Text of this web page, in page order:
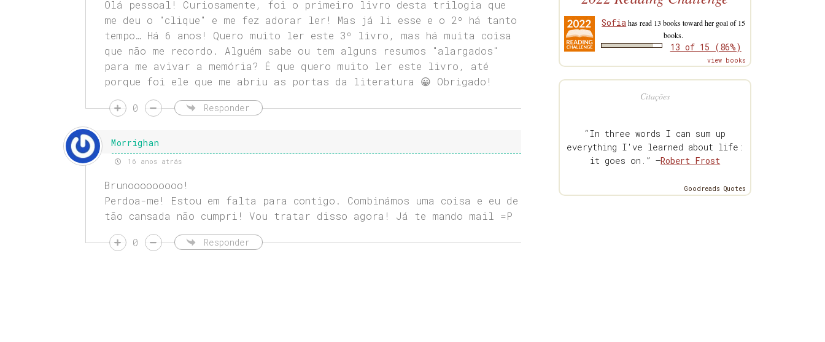
Olá pessoal! Curiosamente, foi o primeiro livro desta trilogia que
me deu o "clique" e me fez adorar ler! Mas já li esse e o 2º há tanto
tempo… Há 6 anos! Quero muito ler este 3º livro, mas há muita coisa
que não me recordo. Alguém sabe ou tem alguns resumos "alargados"
para me avivar a memória? É que quero muito ler este livro, até
porque foi ele que me abriu as portas da literatura 😀 Obrigado!
0 Responder
Morrighan
16 anos atrás
Brunooooooooo!
Perdoa-me! Estou em falta para contigo. Combinámos uma coisa e eu de
tão cansada não cumpri! Vou tratar disso agora! Já te mando mail =P
0 Responder
Sofiahas read 13 books toward her goal of 15
books.
13 of 15 (86%)
view books
Citações
“In three words I can sum up
everything I've learned about life:
it goes on.” —Robert Frost
Goodreads Quotes